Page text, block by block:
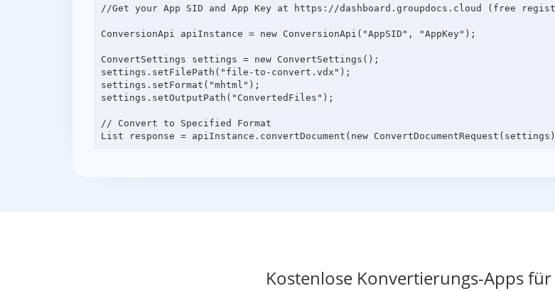
//Get your App SID and App Key at https://dashboard.groupdocs.cloud (free
ConversionApi apiInstance = new ConversionApi("AppSID", "AppKey");
ConvertSettings settings = new ConvertSettings();
settings.setFilePath("file-to-convert.vdx");
settings.setFormat("mhtml");
settings.setOutputPath("ConvertedFiles");
// Convert to Specified Format
Kostenlose Konvertierungs-Apps